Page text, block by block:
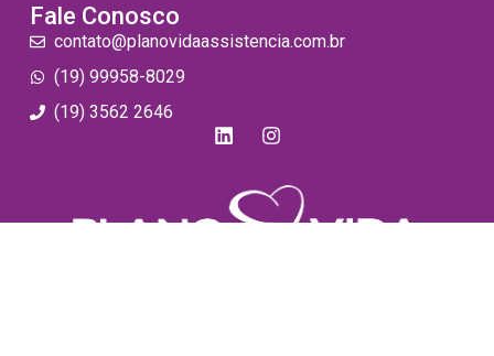
Fale Conosco
contato@planovidaassistencia.com.br
(19) 99958-8029
(19) 3562 2646